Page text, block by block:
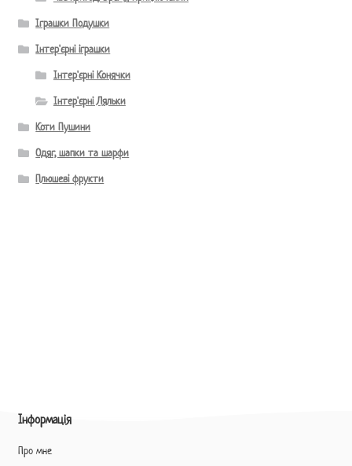
Іграшки Подушки
Інтер'єрні іграшки
Інтер'єрні Конячки
Інтер'єрні Ляльки
Коти Пушини
Одяг, шапки та шарфи
Плюшеві фрукти
Інформація
Про мне